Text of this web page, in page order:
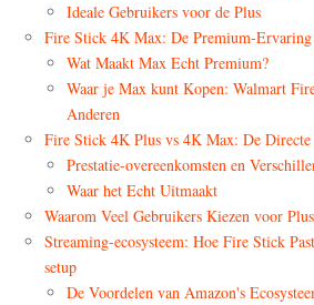
Ideale Gebruikers voor de Plus
Fire Stick 4K Max: De Premium-Ervaring
Wat Maakt Max Echt Premium?
Waar je Max kunt Kopen: Walmart
Anderen
Fire Stick 4K Plus vs 4K Max: De
Prestatie-overeenkomsten en
Waar het Echt Uitmaakt
Waarom Veel Gebruikers Kiezen voor
Streaming-ecosysteem: Hoe Fire Stick
setup
De Voordelen van Amazon's